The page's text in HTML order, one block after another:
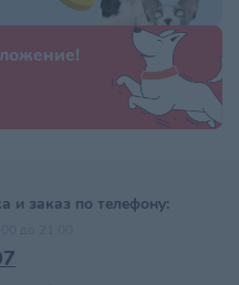
и заказ по телефону: